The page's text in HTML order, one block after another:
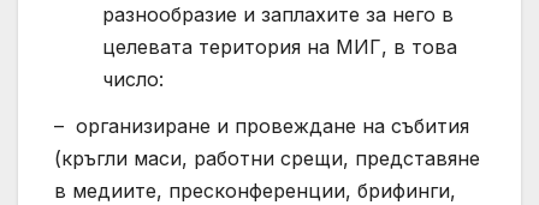
разнообразие и заплахите за него в
целевата територия на МИГ, в това
число:
– организиране и провеждане на събития
(кръгли маси, работни срещи, представяне
в медиите, пресконференции, брифинги,